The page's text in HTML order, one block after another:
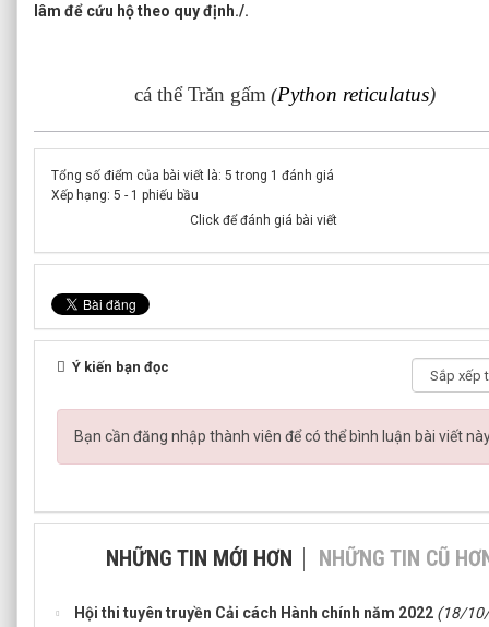
lâm để cứu hộ theo quy định./.
cá thể Trăn gấm(Python reticulatus)
Tổng số điểm của bài viết là: 5 trong 1 đánh giá
Xếp hạng: 5 - 1 phiếu bầu
Click để đánh giá bài viết
Ý kiến bạn đọc
Bạn cần đăng nhập thành viên để có thể bình luận bài viết
NHỮNG TIN MỚI HƠN NHỮNG TIN CŨ
Hội thi tuyên truyền Cải cách Hành chính năm 2022 (18/